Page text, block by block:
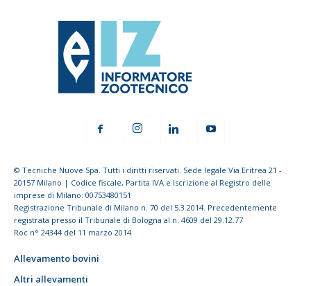
© Tecniche Nuove Spa. Tutti i diritti riservati. Sede legale Via Eritrea 21 -
20157 Milano | Codice fiscale, Partita IVA e Iscrizione al Registro delle
imprese di Milano: 00753480151
Registrazione Tribunale di Milano n. 70 del 5.3.2014. Precedentemente
registrata presso il Tribunale di Bologna al n. 4609 del 29.12.77
Roc n° 24344 del 11 marzo 2014
Allevamento bovini
Altri allevamenti